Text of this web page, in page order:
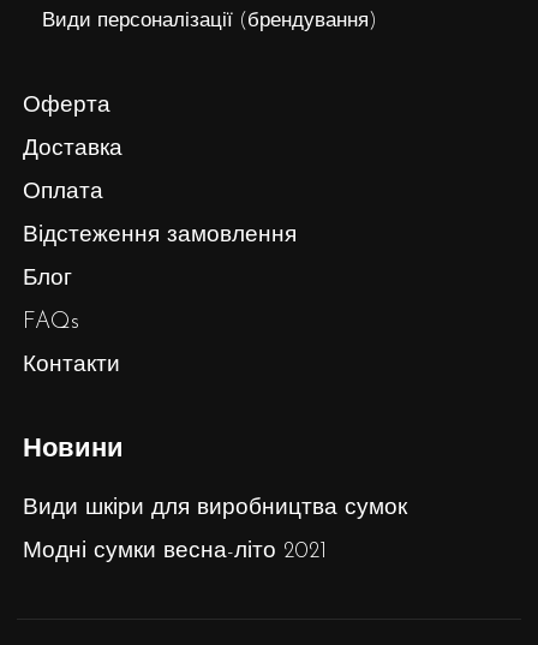
Види персоналізації (брендування)
Оферта
Доставка
Оплата
Відстеження замовлення
Блог
FAQs
Контакти
Новини
Види шкіри для виробництва сумок
Модні сумки весна-літо 2021